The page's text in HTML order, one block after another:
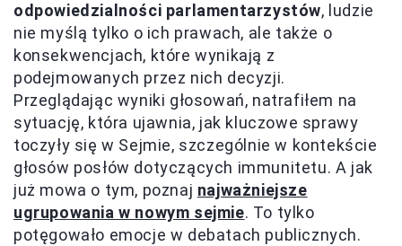
odpowiedzialności parlamentarzystów, ludzie
nie myślą tylko o ich prawach, ale także o
konsekwencjach, które wynikają z
podejmowanych przez nich decyzji.
Przeglądając wyniki głosowań, natrafiłem na
sytuację, która ujawnia, jak kluczowe sprawy
toczyły się w Sejmie, szczególnie w kontekście
głosów posłów dotyczących immunitetu. A jak
już mowa o tym, poznaj najważniejsze
ugrupowania w nowym sejmie. To tylko
potęgowało emocje w debatach publicznych.